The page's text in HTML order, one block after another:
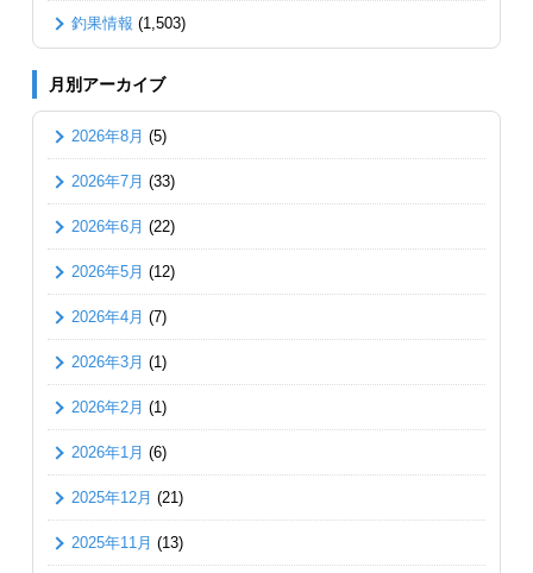
釣果情報 (1,503)
月別アーカイブ
2026年8月 (5)
2026年7月 (33)
2026年6月 (22)
2026年5月 (12)
2026年4月 (7)
2026年3月 (1)
2026年2月 (1)
2026年1月 (6)
2025年12月 (21)
2025年11月 (13)